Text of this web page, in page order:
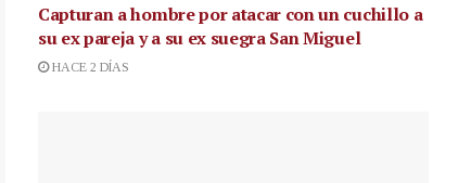
Capturan a hombre por atacar con un cuchillo a
su ex pareja y a su ex suegra San Miguel
HACE 2 DÍAS